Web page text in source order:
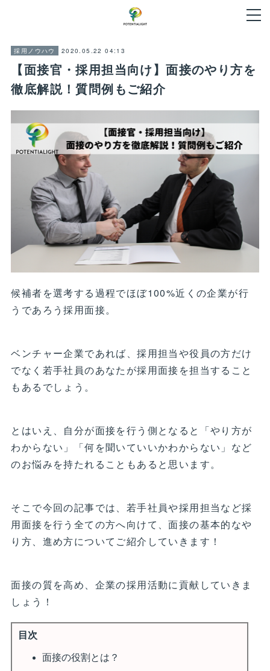
採用ノウハウ 2020.05.22 04:13
【面接官・採用担当向け】面接のやり方を
徹底解説！質問例もご紹介
候補者を選考する過程でほぼ100%近くの企業が行
うであろう採用面接。
ベンチャー企業であれば、採用担当や役員の方だけ
でなく若手社員のあなたが採用面接を担当すること
もあるでしょう。
とはいえ、自分が面接を行う側となると「やり方が
わからない」「何を聞いていいかわからない」など
のお悩みを持たれることもあると思います。
そこで今回の記事では、若手社員や採用担当など採
用面接を行う全ての方へ向けて、面接の基本的なや
り方、進め方についてご紹介していきます！
面接の質を高め、企業の採用活動に貢献していきま
しょう！